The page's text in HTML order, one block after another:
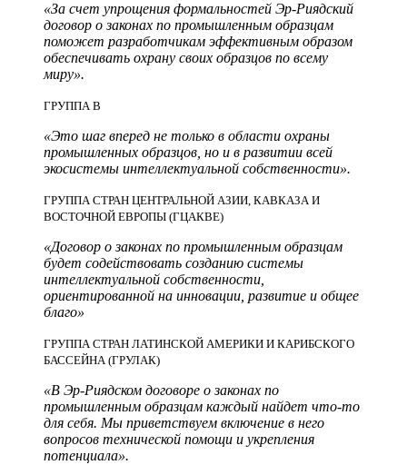
«За счет упрощения формальностей Эр-Риядский
договор о законах по промышленным образцам
поможет разработчикам эффективным образом
обеспечивать охрану своих образцов по всему
миру».
ГРУППА B
«Это шаг вперед не только в области охраны
промышленных образцов, но и в развитии всей
экосистемы интеллектуальной собственности».
ГРУППА СТРАН ЦЕНТРАЛЬНОЙ АЗИИ, КАВКАЗА И
ВОСТОЧНОЙ ЕВРОПЫ (ГЦАКВЕ)
«Договор о законах по промышленным образцам
будет содействовать созданию системы
интеллектуальной собственности,
ориентированной на инновации, развитие и общее
благо»
ГРУППА СТРАН ЛАТИНСКОЙ АМЕРИКИ И КАРИБСКОГО
БАССЕЙНА (ГРУЛАК)
«В Эр-Риядском договоре о законах по
промышленным образцам каждый найдет что-то
для себя. Мы приветствуем включение в него
вопросов технической помощи и укрепления
потенциала».